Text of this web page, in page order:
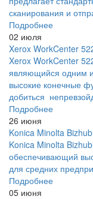
сканирования и
Подробнее
02 июля
Xerox WorkCenter
Xerox WorkCenter
являющийся одним
высокие конечные
добиться
Подробнее
26 июня
Konica Minolta
Konica Minolta
обеспечивающий
для средних
Подробнее
05 июня